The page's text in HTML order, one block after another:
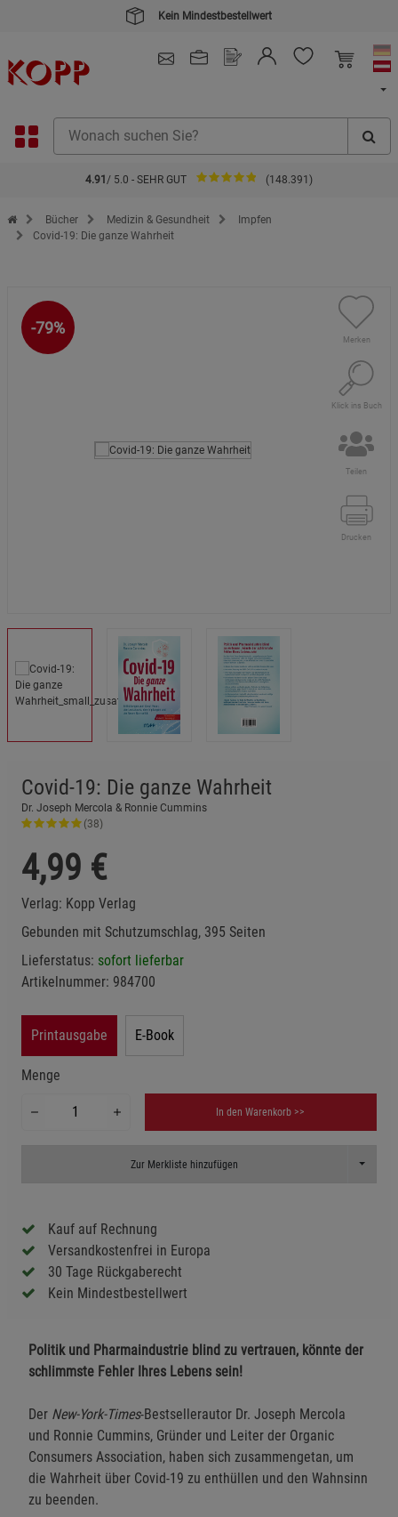
Kein Mindestbestellwert
4.91 / 5.0 - SEHR GUT (148.391)
Zur Startseite des Kopp Verlag Online-Shop
Bücher Medizin & Gesundheit
Impfen
Covid-19: Die ganze Wahrheit
-79%
Merken
Klick ins Buch
Teilen
Drucken
Covid-19: Die ganze Wahrheit
Dr. Joseph Mercola & Ronnie Cummins
(38)
4,99 €
Verlag: Kopp Verlag
Gebunden mit Schutzumschlag, 395 Seiten
Lieferstatus: sofort lieferbar
Artikelnummer: 984700
Printausgabe E-Book
Menge
In den Warenkorb >>
Zur Merkliste hinzufügen Toggle
Kauf auf Rechnung
Versandkostenfrei in Europa
30 Tage Rückgaberecht
Kein Mindestbestellwert
Politik und Pharmaindustrie blind zu vertrauen, könnte der
schlimmste Fehler Ihres Lebens sein!
Der New-York-Times-Bestsellerautor Dr. Joseph Mercola
und Ronnie Cummins, Gründer und Leiter der Organic
Consumers Association, haben sich zusammengetan, um
die Wahrheit über Covid-19 zu enthüllen und den Wahnsinn
zu beenden.